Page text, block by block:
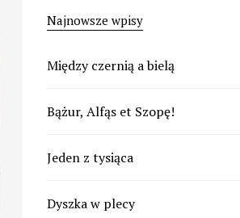
Najnowsze wpisy
Między czernią a bielą
Bążur, Alfąs et Szopę!
Jeden z tysiąca
Dyszka w plecy